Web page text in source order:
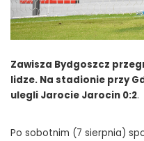
Zawisza Bydgoszcz
lidze. Na stadionie przy
ulegli Jarocie Jarocin 0:2.
Po sobotnim (7 sierpnia)